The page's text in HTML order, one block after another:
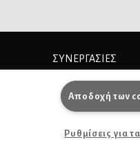
ΣΥΝΕΡΓΑΣΊΕΣ
ΔΙΑΦΗΜΙΣΗ
ΕΠΙΚΟΙΝΩΝΙΑ
Αποδοχή των
Ρυθμίσεις για